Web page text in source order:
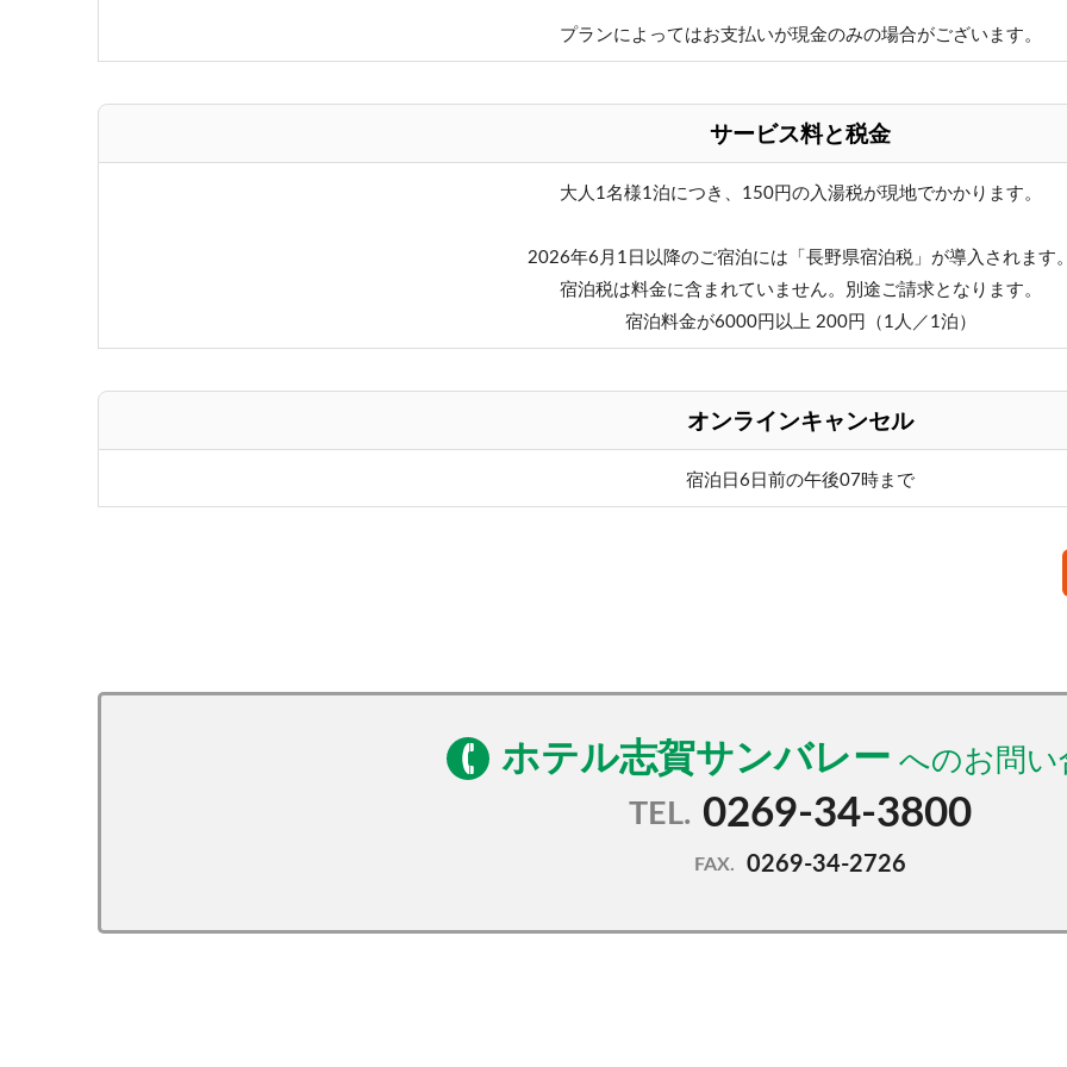
プランによってはお支払いが現金のみの場合がございます。
サービス料と税金
大人1名様1泊につき、150円の入湯税が現地でかかります。
2026年6月1日以降のご宿泊には「長野県宿泊税」が導入されます
宿泊税は料金に含まれていません。別途ご請求となります。
宿泊料金が6000円以上 200円（1人／1泊）
オンラインキャンセル
宿泊日6日前の午後07時まで
ホテル志賀サンバレー
TEL. 0269-34-3800
FAX. 0269-34-2726